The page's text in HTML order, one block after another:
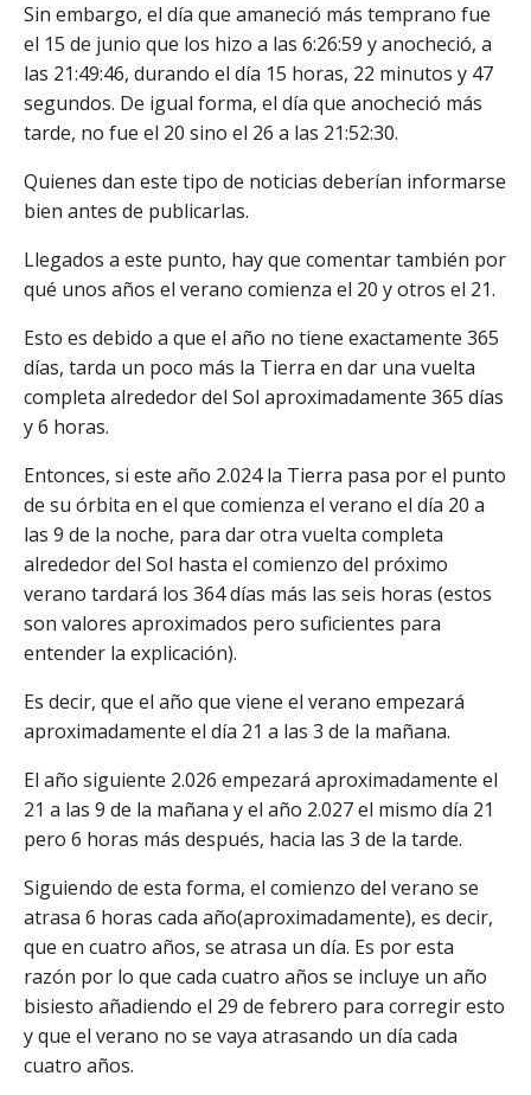
Sin embargo, el día que amaneció más temprano fue
el 15 de junio que los hizo a las 6:26:59 y anocheció, a
las 21:49:46, durando el día 15 horas, 22 minutos y 47
segundos. De igual forma, el día que anocheció más
tarde, no fue el 20 sino el 26 a las 21:52:30.
Quienes dan este tipo de noticias deberían informarse
bien antes de publicarlas.
Llegados a este punto, hay que comentar también por
qué unos años el verano comienza el 20 y otros el 21.
Esto es debido a que el año no tiene exactamente 365
días, tarda un poco más la Tierra en dar una vuelta
completa alrededor del Sol aproximadamente 365 días
y 6 horas.
Entonces, si este año 2.024 la Tierra pasa por el punto
de su órbita en el que comienza el verano el día 20 a
las 9 de la noche, para dar otra vuelta completa
alrededor del Sol hasta el comienzo del próximo
verano tardará los 364 días más las seis horas (estos
son valores aproximados pero suficientes para
entender la explicación).
Es decir, que el año que viene el verano empezará
aproximadamente el día 21 a las 3 de la mañana.
El año siguiente 2.026 empezará aproximadamente el
21 a las 9 de la mañana y el año 2.027 el mismo día 21
pero 6 horas más después, hacia las 3 de la tarde.
Siguiendo de esta forma, el comienzo del verano se
atrasa 6 horas cada año(aproximadamente), es decir,
que en cuatro años, se atrasa un día. Es por esta
razón por lo que cada cuatro años se incluye un año
bisiesto añadiendo el 29 de febrero para corregir esto
y que el verano no se vaya atrasando un día cada
cuatro años.